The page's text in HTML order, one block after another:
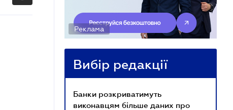
Реклама
Вибір редакції
Банки розкриватимуть
виконавцям більше даних про